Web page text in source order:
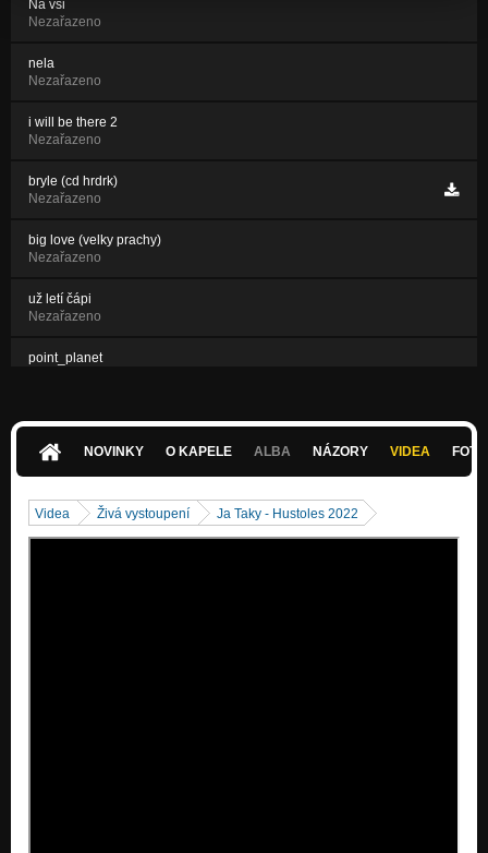
Na vsi
Nezařazeno
nela
Nezařazeno
i will be there 2
Nezařazeno
bryle (cd hrdrk)
Nezařazeno
big love (velky prachy)
Nezařazeno
už letí čápi
Nezařazeno
point_planet
NOVINKY
O KAPELE ALBA NÁZORY VIDEA
Videa Živá vystoupení Ja Taky - Hustoles 2022